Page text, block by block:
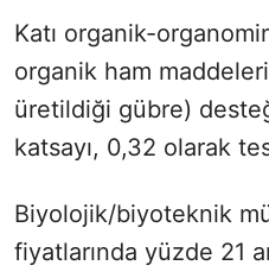
Katı organik-
organik ham
üretildiği gübre)
katsayı, 0,32 olarak
Biyolojik/biyoteknik
fiyatlarında yüzde 21